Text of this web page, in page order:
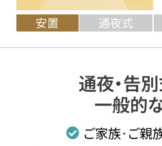
安置 通夜式
通夜・告
一般的
ご家族･ご親